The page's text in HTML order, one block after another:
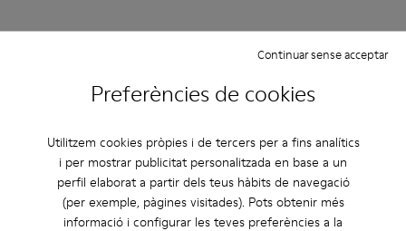
Preferències de cookies
Utilitzem cookies pròpies i de tercers per a fins analítics
i per mostrar publicitat personalitzada en base a un
perfil elaborat a partir dels teus hàbits de navegació
(per exemple, pàgines visitades). Pots obtenir més
informació i configurar les teves preferències a la
Continuar sense acceptar
Sabates planes
Sabates informals
Bambes
Sabates casuals
Sabatilles
Sabates formals
Plataforma/Tascó
Sabates de taló